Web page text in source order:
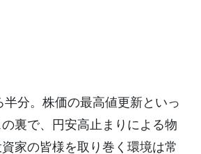
分。株価の最高値更新といっ
裏で、円安高止まりによる物
家の皆様を取り巻く環境は常